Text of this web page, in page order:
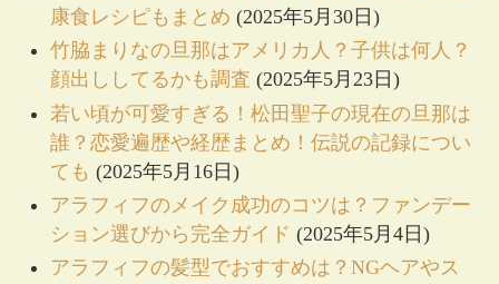
康食レシピもまとめ (2025年5月30日)
竹脇まりなの旦那はアメリカ人？子供は何人？
顔出ししてるかも調査 (2025年5月23日)
若い頃が可愛すぎる！松田聖子の現在の旦那は
誰？恋愛遍歴や経歴まとめ！伝説の記録につい
ても (2025年5月16日)
アラフィフのメイク成功のコツは？ファンデー
ション選びから完全ガイド (2025年5月4日)
アラフィフの髪型でおすすめは？NGヘアやス